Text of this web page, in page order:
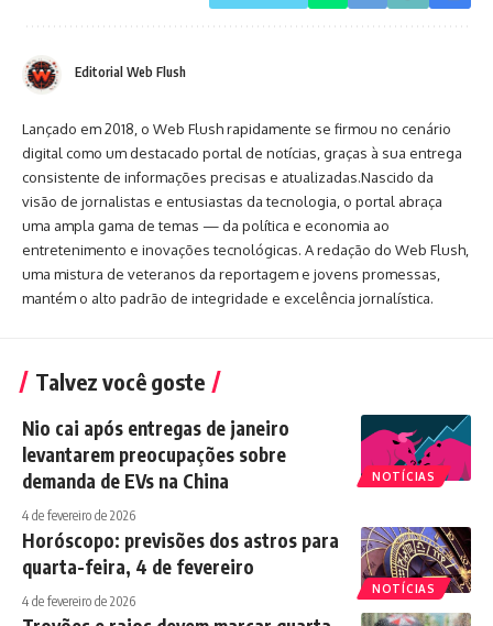
Editorial Web Flush
Lançado em 2018, o Web Flush rapidamente se firmou no cenário
digital como um destacado portal de notícias, graças à sua entrega
consistente de informações precisas e atualizadas.Nascido da
visão de jornalistas e entusiastas da tecnologia, o portal abraça
uma ampla gama de temas — da política e economia ao
entretenimento e inovações tecnológicas. A redação do Web Flush,
uma mistura de veteranos da reportagem e jovens promessas,
mantém o alto padrão de integridade e excelência jornalística.
Talvez você goste
NOTÍCIAS
Nio cai após entregas de janeiro
levantarem preocupações sobre
demanda de EVs na China
4 de fevereiro de 2026
NOTÍCIAS
Horóscopo: previsões dos astros para
quarta-feira, 4 de fevereiro
4 de fevereiro de 2026